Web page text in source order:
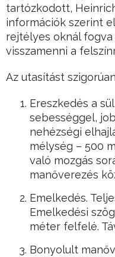
tartózkodott,
információk szerint
rejtélyes oknál
visszamenni a
Az utasítást
Ereszkedés a
sebességgel,
nehézségi
mélység – 500
való mozgás
manőverezés
Emelkedés.
Emelkedési szög
méter felfelé.
Bonyolult